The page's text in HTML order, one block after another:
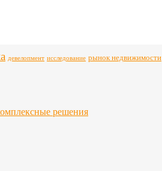
девелопмент исследование рынок недвижимости
решения